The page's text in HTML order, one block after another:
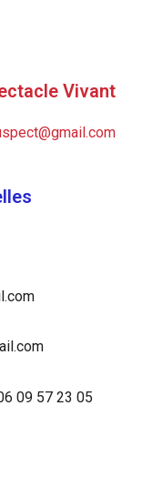
Vivant
09 57 23 05